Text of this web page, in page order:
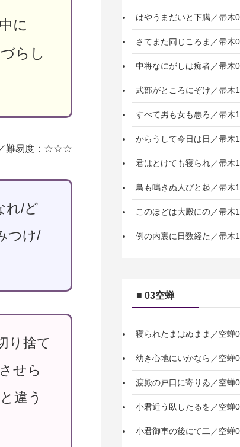
に
らし
難易度：☆☆☆
れ/ど
つけ/
り捨て
せら
違う
はやうまだいと下臈／帚木
さてまた同じころま／帚木
中将なにがしは痴者／帚木
式部がところにぞけ／帚木
すべて男も女も悪ろ／帚木
からうして今日は日／帚木
君はとけても寝られ／帚木
鳥も鳴きぬ人びと起／帚木
このほどは大殿にの／帚木
例の内裏に日数経た／帚木
■ 03空蝉
寝られたまはぬまま／空蝉
幼き心地にいかなら／空蝉
渡殿の戸口に寄りゐ／空蝉
小君近う臥したるを／空蝉
小君御車の後にて二／空蝉